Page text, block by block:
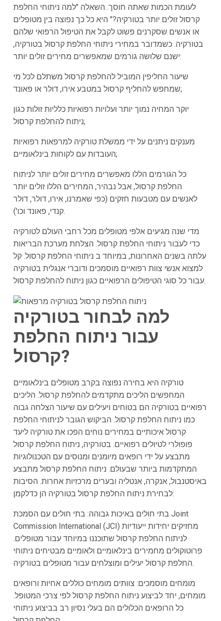
לעומת הכמות שאתה חוסך. השאלה "למה ניתוחי החלפת
קרסול זולים יותר בטורקיה?" היא כל כך נפוצה בין מטופלים
או אנשים שסקרנים פשוט לקבל את הטיפול הרפואי שלהם
בטורקיה. כשמדובר במחירי ניתוחי החלפת קרסול בטורקיה,
ישנם שלושה גורמים שמאפשרים מחירים זולים יותר:
שיעור החליפין המוביל להחלפת קרסול משתלם לכל מי
שמחפש להחליף קרסול במטבע אירו, דולר או פאונד;
יוקר המחיה נמוך יותר ועלויות רפואיות כלליות זולות כגון
ניתוח להחלפת קרסול;
מענקים ניתנים על ידי ממשלת טורקיה למרפאות רפואיות
העובדות עם לקוחות בינלאומיים;
כל הגורמים הללו מאפשרים מחירים זולים יותר לניתוח
החלפת קרסול, אבל נבהיר, המחירים הללו זולים יותר
לאנשים עם מטבעות חזקים (כפי שאמרנו, אירו, דולר, דולר
קנדי, פאונד וכו').
מדי שנה מגיעים אלפי מטופלים מכל רחבי העולם לטורקיה
כדי לעבור ניתוחי החלפת קרסול. הצלחת מערכת הבריאות
עלתה בשנים האחרונות, במיוחד ב ניתוחי החלפת קרסול. קל
למצוא אנשי צוות רפואיים מוסמכים ודוברי אנגלית בטורקיה
עבור כל סוגי הטיפולים הרפואיים כגון ניתוח להחלפת קרסול.
למה לבחור בטורקיה
עבור ניתוח החלפת
קרסול?
טורקיה היא בחירה נפוצה בקרב מטופלים בינלאומיים
המחפשים הליכים מתקדמים להחלפת קרסול. הליכים
רפואיים בטורקיה הם בטוחים ויעילים עם שיעור הצלחה גבוה
כמו ניתוח החלפת קרסול. הביקוש הגובר לניתוחי החלפת
קרסול איכותיים במחירים נוחים הפכו את טורקיה ליעד
פופולרי לטיולים רפואיים. בטורקיה, ניתוח החלפת קרסול
מתבצע על ידי רופאים מיומנים ומנוסים עם הטכנולוגיות
המתקדמות ביותר שבעולם. ניתוח החלפת קרסול מתבצע
באיסטנבול, אנקרה, אנטליה ובערים מרכזיות אחרות. הסיבות
לבחירת ניתוח החלפת קרסול בטורקיה הן כדלקמן:
בתי חולים באיכות גבוהה: בתי חולים עם הסמכת Joint
Commission International (JCI) מחזיקים יחידות ייעודיות
לניתוח החלפת קרסול שתוכננו במיוחד עבור מטופלים.
פרוטוקולים מחמירים בינלאומיים ולאומיים מבטיחים ניתוחי
החלפת קרסול יעילים ומוצלחים עבור מטופלים בטורקיה.
מומחים מוסמכים: צוותים מומחים כוללים אחיות ורופאים
מומחים, יחד לביצוע ניתוח החלפת קרסול לפי צרכי המטופל.
כל הרופאים הכלולים הם בעלי נסיון רב בביצוע ניתוחי